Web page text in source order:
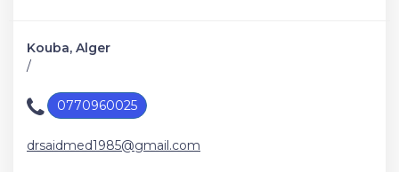
Kouba, Alger
/
0770960025
drsaidmed1985@gmail.com